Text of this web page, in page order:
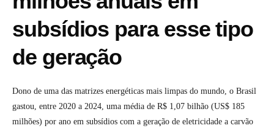
subsídios para esse tipo
de geração
Dono de uma das matrizes energéticas mais limpas do mundo, o Brasil
gastou, entre 2020 a 2024, uma média de R$ 1,07 bilhão (US$ 185
milhões) por ano em subsídios com a geração de eletricidade a carvão